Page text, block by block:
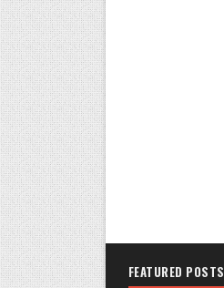
FEATURED POSTS